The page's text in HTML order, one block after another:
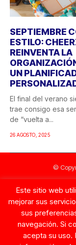
SEPTIEMBRE
ESTILO:
REINVENTA LA
UN
El final del verano
trae consigo esa
de “vuelta a...
26 AGOSTO, 2025
©
Este sitio web
mejorar sus
sus
navegación. Si
acepta su uso.